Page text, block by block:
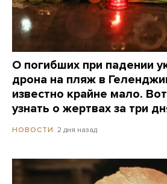
О погибших при падении
дрона на пляж в
известно крайне мало.
узнать о жертвах за три
НОВОСТИ 2 дня назад